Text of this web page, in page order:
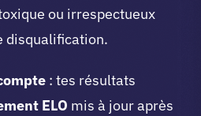
ou irrespectueux
disqualification.
: tes résultats
ELO mis à jour après